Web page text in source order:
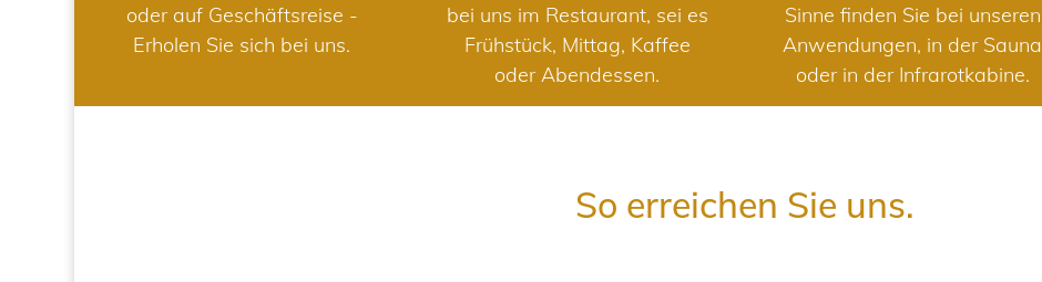
oder auf Geschäftsreise -
Erholen Sie sich bei uns.
bei uns im Restaurant, sei es
Frühstück, Mittag, Kaffee
oder Abendessen.
Sinne finden Sie bei unseren
Anwendungen, in der Sauna
oder in der Infrarotkabine.
So erreichen Sie uns.